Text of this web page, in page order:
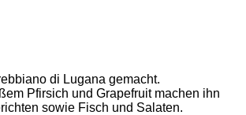
di Lugana gemacht.
Pfirsich und Grapefruit machen ihn
sowie Fisch und Salaten.